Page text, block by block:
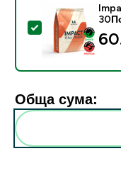
Select this
Обща сума: